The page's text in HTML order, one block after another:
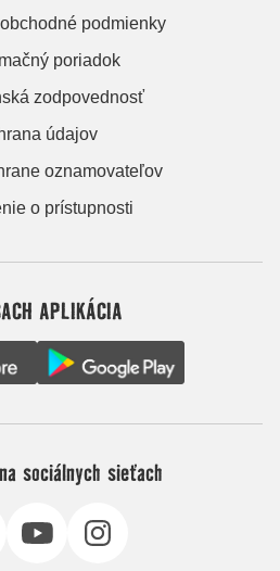
podmienky
poriadok
zodpovednosť
údajov
oznamovateľov
o prístupnosti
APLIKÁCIA
na sociálnych sieťach